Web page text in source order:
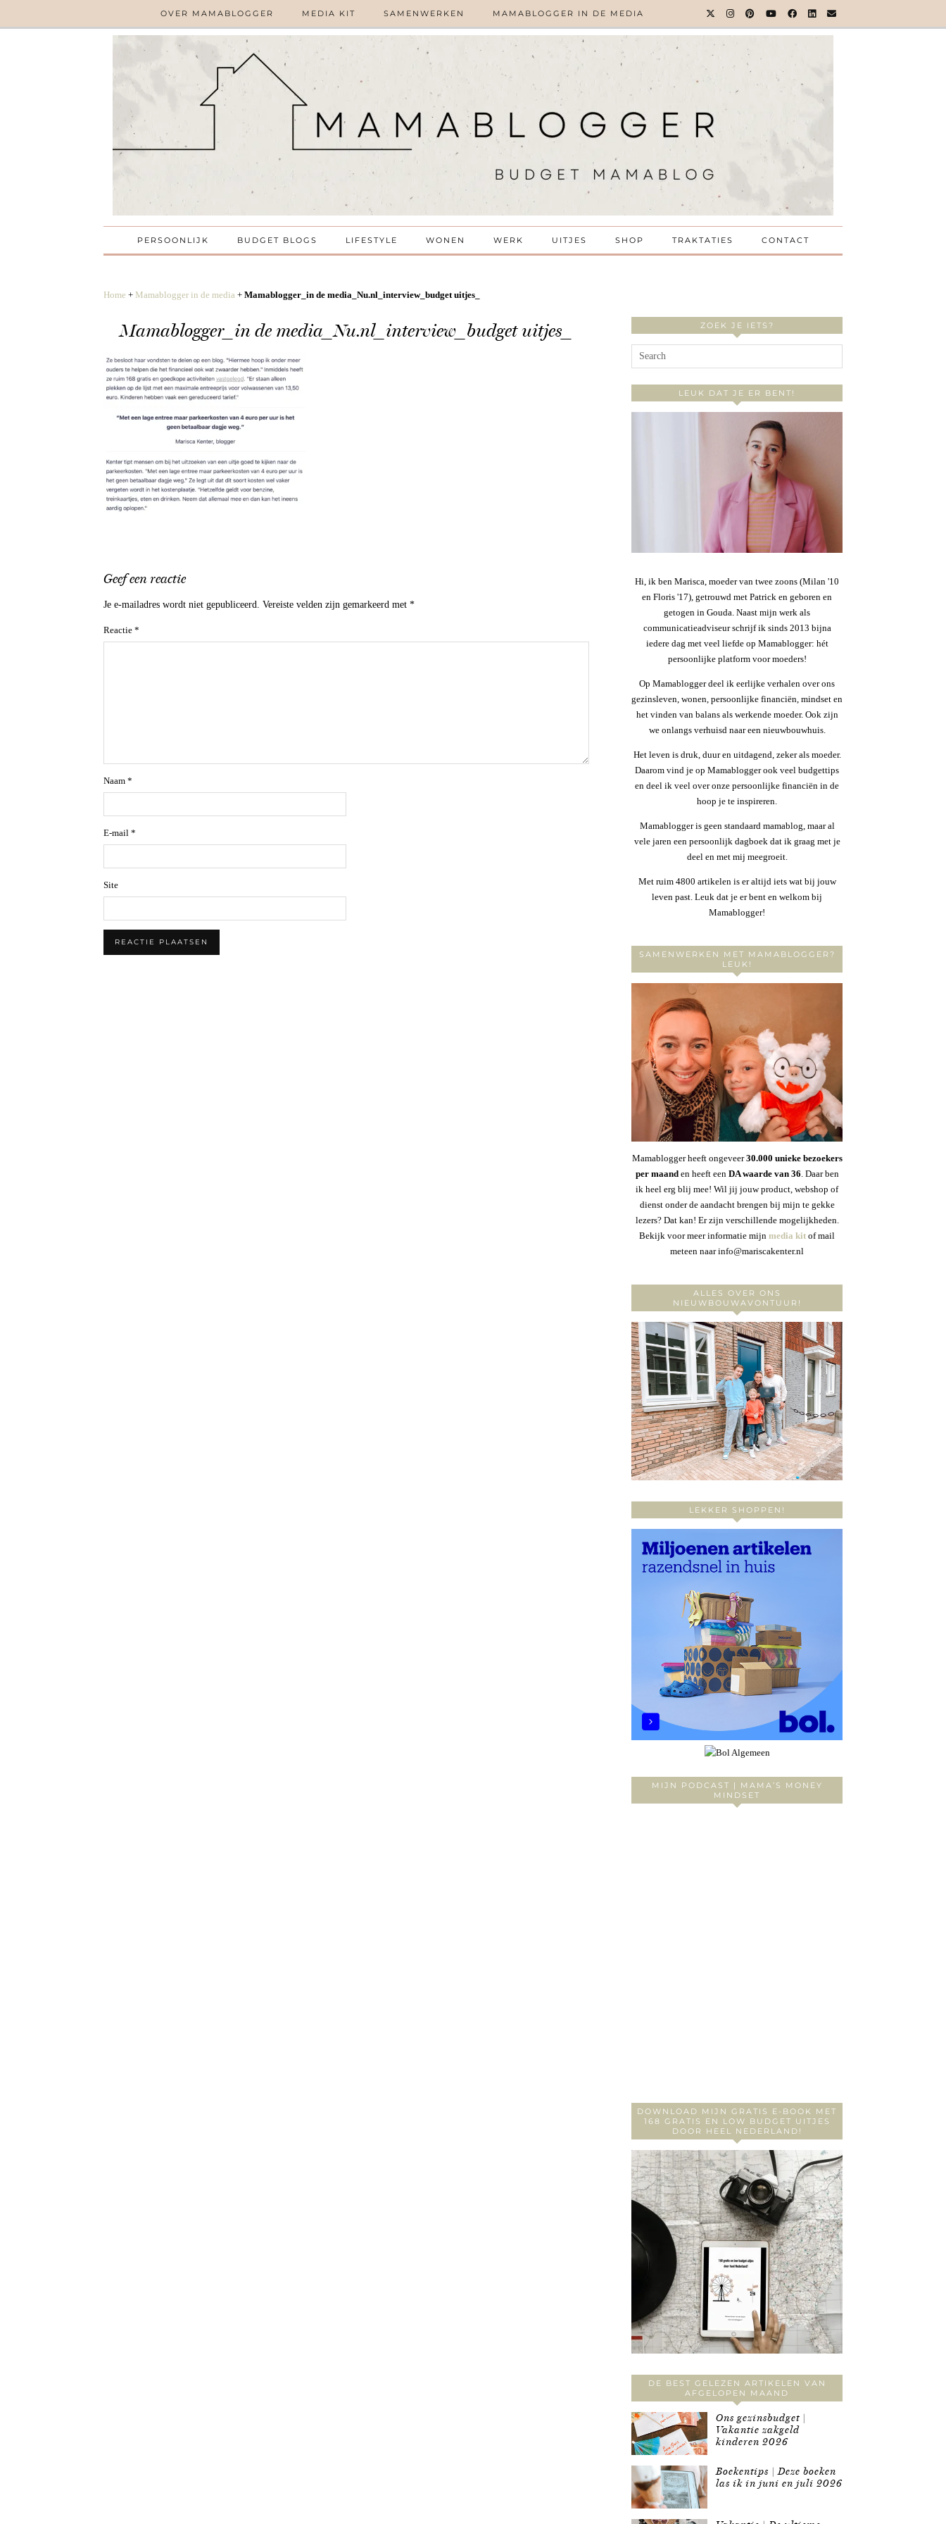
OVER MAMABLOGGER MEDIA KIT SAMENWERKEN MAMABLOGGER IN DE MEDIA
PERSOONLIJK BUDGET BLOGS LIFESTYLE WONEN WERK UITJES SHOP TRAKTATIES CONTACT
Home + Mamablogger in de media + Mamablogger_in de media_Nu.nl_interview_budget uitjes_
Mamablogger_in de media_Nu.nl_interview_budget uitjes_
Geef een reactie
Je e-mailadres wordt niet gepubliceerd. Vereiste velden zijn gemarkeerd met *
Reactie *
Naam *
E-mail *
Site
ZOEK JE IETS?
LEUK DAT JE ER BENT!
Hi, ik ben Marisca, moeder van twee zoons (Milan '10
en Floris '17), getrouwd met Patrick en geboren en
getogen in Gouda. Naast mijn werk als
communicatieadviseur schrijf ik sinds 2013 bijna
iedere dag met veel liefde op Mamablogger: hét
persoonlijke platform voor moeders!
Op Mamablogger deel ik eerlijke verhalen over ons
gezinsleven, wonen, persoonlijke financiën, mindset en
het vinden van balans als werkende moeder. Ook zijn
we onlangs verhuisd naar een nieuwbouwhuis.
Het leven is druk, duur en uitdagend, zeker als moeder.
Daarom vind je op Mamablogger ook veel budgettips
en deel ik veel over onze persoonlijke financiën in de
hoop je te inspireren.
Mamablogger is geen standaard mamablog, maar al
vele jaren een persoonlijk dagboek dat ik graag met je
deel en met mij meegroeit.
Met ruim 4800 artikelen is er altijd iets wat bij jouw
leven past. Leuk dat je er bent en welkom bij
Mamablogger!
SAMENWERKEN MET MAMABLOGGER?
LEUK!
Mamablogger heeft ongeveer30.000 unieke bezoekers
per maanden heeft een DA waarde van 36. Daar ben
ik heel erg blij mee! Wil jij jouw product, webshop of
dienst onder de aandacht brengen bij mijn te gekke
lezers? Dat kan! Er zijn verschillende mogelijkheden.
Bekijk voor meer informatie mijn media kit of mail
meteen naar info@mariscakenter.nl
ALLES OVER ONS
NIEUWBOUWAVONTUUR!
LEKKER SHOPPEN!
MIJN PODCAST | MAMA’S MONEY
MINDSET
DOWNLOAD MIJN GRATIS E-BOOK MET
168 GRATIS EN LOW BUDGET UITJES
DOOR HEEL NEDERLAND!
DE BEST GELEZEN ARTIKELEN VAN
AFGELOPEN MAAND
Ons gezinsbudget |
Vakantie zakgeld
kinderen 2026
Boekentips | Deze boeken
las ik in juni en juli 2026